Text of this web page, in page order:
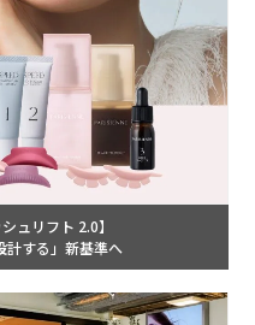
ュリフト 2.0】
計する」新基準へ